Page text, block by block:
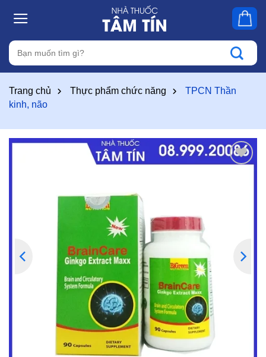
Tìm
kiếm:
Trang chủ Thực phẩm chức năng
TPCN Thần
kinh, não